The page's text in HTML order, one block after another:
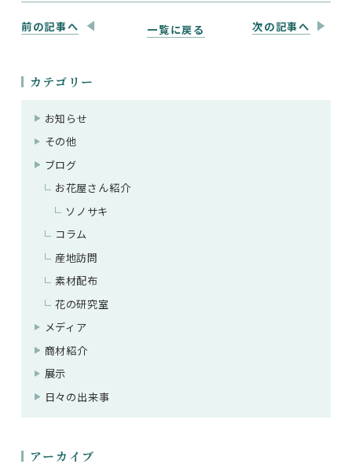
前の記事へ 一覧に戻る 次の記事へ
カテゴリー
お知らせ
その他
ブログ
お花屋さん紹介
ソノサキ
コラム
産地訪問
素材配布
花の研究室
メディア
商材紹介
展示
日々の出来事
アーカイブ